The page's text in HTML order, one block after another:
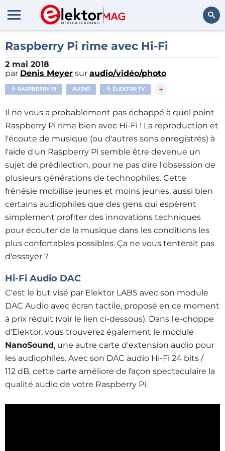
Raspberry Pi rime avec Hi-Fi
2 mai 2018
par Denis Meyer sur audio/vidéo/photo
RASPBERRY PI AUDIO ELEKTOR TV +
Il ne vous a probablement pas échappé à quel point
Raspberry Pi rime bien avec Hi-Fi ! La reproduction et
l'écoute de musique (ou d'autres sons enregistrés) à
l'aide d'un Raspberry Pi semble être devenue un
sujet de prédilection, pour ne pas dire l'obsession de
plusieurs générations de technophiles. Cette
frénésie mobilise jeunes et moins jeunes, aussi bien
certains audiophiles que des gens qui espèrent
simplement profiter des innovations techniques
pour écouter de la musique dans les conditions les
plus confortables possibles. Ça ne vous tenterait pas
d'essayer ?
Hi-Fi Audio DAC
C'est le but visé par Elektor LABS avec son module
DAC Audio avec écran tactile, proposé en ce moment
à prix réduit (voir le lien ci-dessous). Dans l'e-choppe
d'Elektor, vous trouverez également le module
NanoSound, une autre carte d'extension audio pour
les audiophiles. Avec son DAC audio Hi-Fi 24 bits /
112 dB, cette carte améliore de façon spectaculaire la
qualité audio de votre Raspberry Pi.